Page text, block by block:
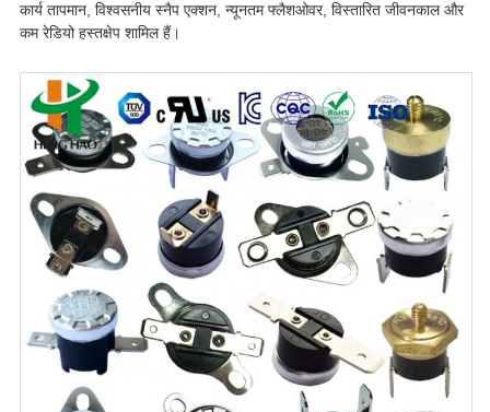
कार्य तापमान, विश्वसनीय स्नैप एक्शन, न्यूनतम फ्लैशओवर, विस्तारित जीवनकाल और
कम रेडियो हस्तक्षेप शामिल हैं।